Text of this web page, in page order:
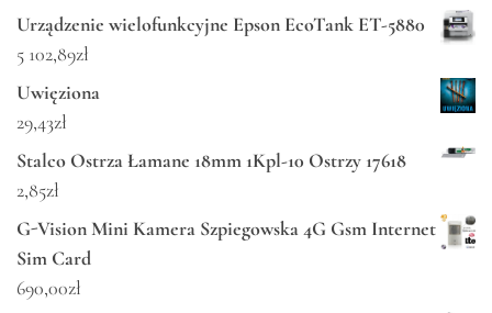
Urządzenie wielofunkcyjne Epson EcoTank ET-5880
5 102,89zł
Uwięziona
29,43zł
Stalco Ostrza Łamane 18mm 1Kpl-10 Ostrzy 17618
2,85zł
G-Vision Mini Kamera Szpiegowska 4G Gsm Internet
Sim Card
690,00zł